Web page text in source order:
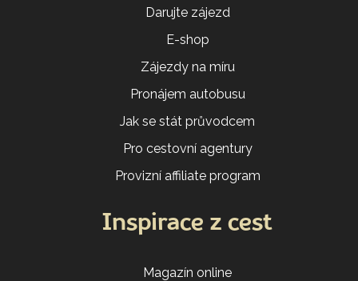
Darujte zájezd
E-shop
Zájezdy na míru
Pronájem autobusu
Jak se stát průvodcem
Pro cestovní agentury
Provizní affiliate program
Inspirace z cest
Magazín online